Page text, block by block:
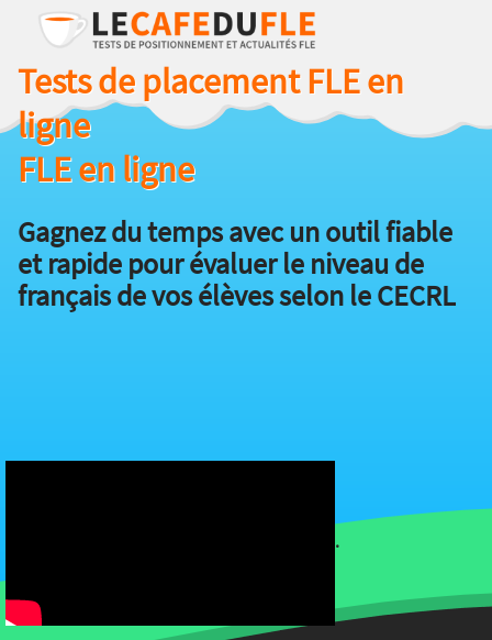
Tests de placement FLE en
ligne
FLE en ligne
Gagnez du temps avec un outil fiable
et rapide pour évaluer le niveau de
français de vos élèves selon le CECRL
.